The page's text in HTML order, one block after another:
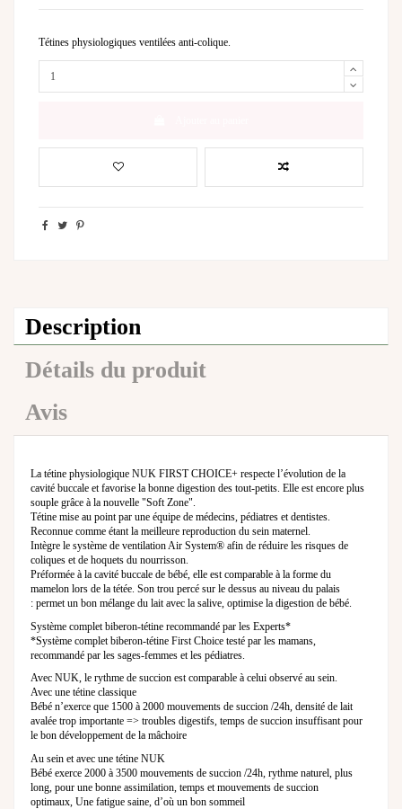
Tétines physiologiques ventilées anti-colique.
Description
Détails du produit
Avis
La tétine physiologique NUK FIRST CHOICE+ respecte l’évolution de la
cavité buccale et favorise la bonne digestion des tout-petits. Elle est encore plus
souple grâce à la nouvelle "Soft Zone".
Tétine mise au point par une équipe de médecins, pédiatres et dentistes.
Reconnue comme étant la meilleure reproduction du sein maternel.
Intègre le système de ventilation Air System® afin de réduire les risques de
coliques et de hoquets du nourrisson.
Préformée à la cavité buccale de bébé, elle est comparable à la forme du
mamelon lors de la tétée. Son trou percé sur le dessus au niveau du palais
: permet un bon mélange du lait avec la salive, optimise la digestion de bébé.
Système complet biberon-tétine recommandé par les Experts*
*Système complet biberon-tétine First Choice testé par les mamans,
recommandé par les sages-femmes et les pédiatres.
Avec NUK, le rythme de succion est comparable à celui observé au sein.
Avec une tétine classique
Bébé n’exerce que 1500 à 2000 mouvements de succion /24h, densité de lait
avalée trop importante => troubles digestifs, temps de succion insuffisant pour
le bon développement de la mâchoire
Au sein et avec une tétine NUK
Bébé exerce 2000 à 3500 mouvements de succion /24h, rythme naturel, plus
long, pour une bonne assimilation, temps et mouvements de succion
optimaux, Une fatigue saine, d’où un bon sommeil